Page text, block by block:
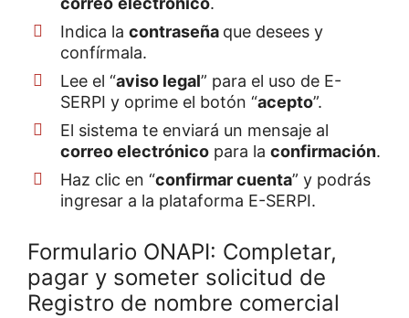
Indica la contraseña que desees y
confírmala.
Lee el “aviso legal” para el uso de E-
SERPI y oprime el botón “acepto”.
El sistema te enviará un mensaje al
correoelectrónico para la confirmación.
Haz clic en “confirmarcuenta” y podrás
ingresar a la plataforma E-SERPI.
Formulario ONAPI: Completar,
pagar y someter solicitud de
Registro de nombre comercial